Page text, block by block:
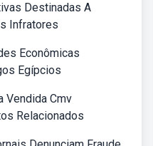
Destinadas A
Infratores
Econômicas
Egípcios
Vendida Cmv
Relacionados